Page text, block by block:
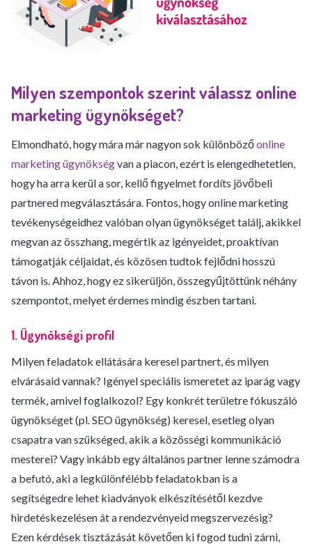
Milyen szempontok szerint válassz online
marketing ügynökséget?
Elmondható, hogy mára már nagyon sok különbözőonline
marketing ügynökségvan a piacon, ezért is elengedhetetlen,
hogy ha arra kerül a sor, kellő figyelmet fordíts jövőbeli
partnered megválasztására. Fontos, hogy online marketing
tevékenységeidhez valóban olyan ügynökséget találj, akikkel
megvan az összhang, megértik az igényeidet, proaktívan
támogatják céljaidat, és közösen tudtok fejlődni hosszú
távon is. Ahhoz, hogy ez sikerüljön, összegyűjtöttünk néhány
szempontot, melyet érdemes mindig észben tartani.
1. Ügynökségi profil
Milyen feladatok ellátására keresel partnert, és milyen
elvárásaid vannak? Igényel speciális ismeretet az iparág vagy
termék, amivel foglalkozol? Egy konkrét területre fókuszáló
ügynökséget (pl. SEO ügynökség) keresel, esetleg olyan
csapatra van szükséged, akik a közösségi kommunikáció
mesterei? Vagy inkább egy általános partner lenne számodra
a befutó, aki a legkülönfélébb feladatokban is a
segítségedre lehet kiadványok elkészítésétől kezdve
hirdetéskezelésen át a rendezvényeid megszervezésig?
Ezen kérdések tisztázását követően ki fogod tudni zárni,